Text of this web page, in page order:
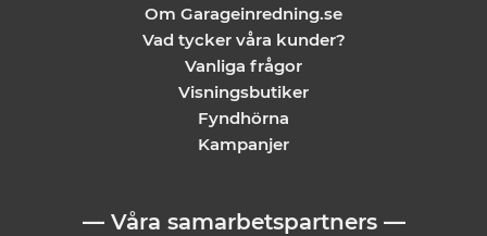
Om Garageinredning.se
Vad tycker våra kunder?
Vanliga frågor
Visningsbutiker
Fyndhörna
Kampanjer
— Våra samarbetspartners —